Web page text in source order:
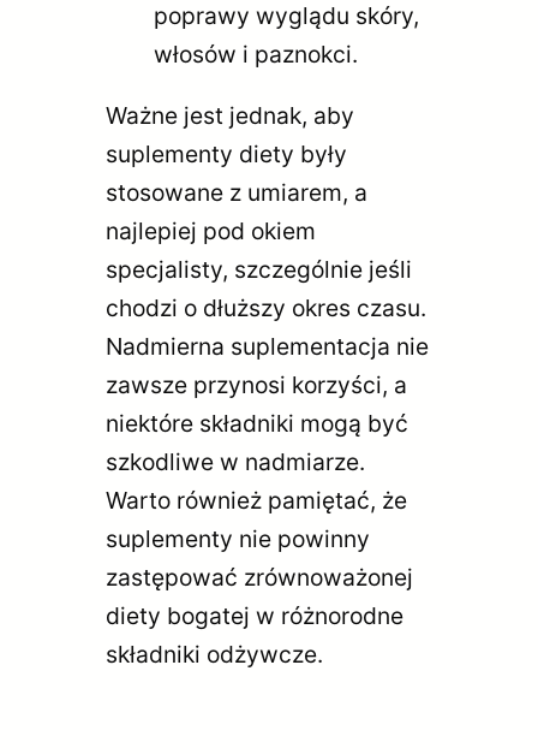
poprawy wyglądu skóry,
włosów i paznokci.
Ważne jest jednak, aby
suplementy diety były
stosowane z umiarem, a
najlepiej pod okiem
specjalisty, szczególnie jeśli
chodzi o dłuższy okres czasu.
Nadmierna suplementacja nie
zawsze przynosi korzyści, a
niektóre składniki mogą być
szkodliwe w nadmiarze.
Warto również pamiętać, że
suplementy nie powinny
zastępować zrównoważonej
diety bogatej w różnorodne
składniki odżywcze.